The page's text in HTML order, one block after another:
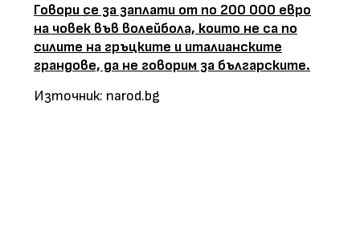
Говори се за заплати от по 200 000 евро
на човек във волейбола, които не са по
силите на гръцките и италианските
грандове, да не говорим за българските.
Източник: narod.bg